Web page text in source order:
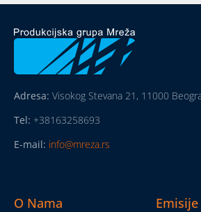
Adresa: Visokog Stevana 21, 11000
Tel: +38163258693
E-mail: info@mreza.rs
O Nama Emisije